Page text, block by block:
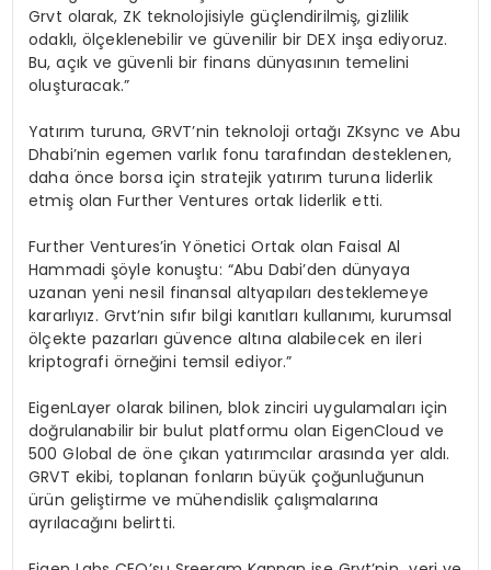
Grvt olarak, ZK teknolojisiyle güçlendirilmiş, gizlilik
odaklı, ölçeklenebilir ve güvenilir bir DEX inşa ediyoruz.
Bu, açık ve güvenli bir finans dünyasının temelini
oluşturacak.”
Yatırım turuna, GRVT’nin teknoloji ortağı ZKsync ve Abu
Dhabi’nin egemen varlık fonu tarafından desteklenen,
daha önce borsa için stratejik yatırım turuna liderlik
etmiş olan Further Ventures ortak liderlik etti.
Further Ventures’in Yönetici Ortak olan Faisal Al
Hammadi şöyle konuştu: “Abu Dabi’den dünyaya
uzanan yeni nesil finansal altyapıları desteklemeye
kararlıyız. Grvt’nin sıfır bilgi kanıtları kullanımı, kurumsal
ölçekte pazarları güvence altına alabilecek en ileri
kriptografi örneğini temsil ediyor.”
EigenLayer olarak bilinen, blok zinciri uygulamaları için
doğrulanabilir bir bulut platformu olan EigenCloud ve
500 Global de öne çıkan yatırımcılar arasında yer aldı.
GRVT ekibi, toplanan fonların büyük çoğunluğunun
ürün geliştirme ve mühendislik çalışmalarına
ayrılacağını belirtti.